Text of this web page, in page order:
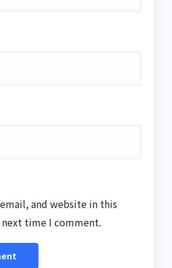
and website in this
time I comment.